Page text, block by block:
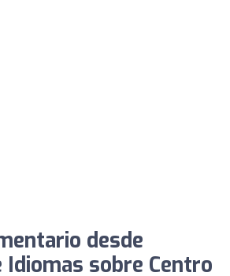
desde
Idiomas sobre Centro